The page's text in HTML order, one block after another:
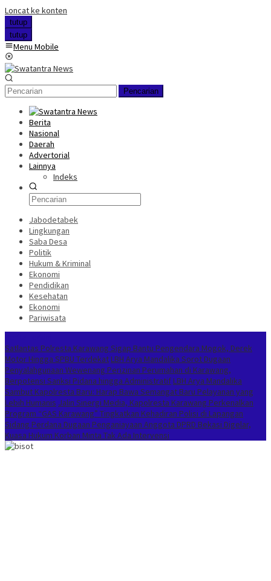
Loncat ke konten
tutup
tutup
Menu Mobile
Pencarian
Berita
Nasional
Daerah
Advertorial
Lainnya
Indeks
Jabodetabek
Lingkungan
Saba Desa
Politik
Hukum & Kriminal
Ekonomi
Pendidikan
Kesehatan
Ekonomi
Pariwisata
Satlantas Polresta Karawang Sigap Bantu Pengendara Mogok, Derek
Motor Hingga SPBU Terdekat LBH Arya Mandalika Sorot Dugaan
Penyalahgunaan Wewenang Perizinan Perumahan di Karawang,
Berpotensi Sanksi Pidana hingga Administratif LBH Arya Mandalika
Sambut Kapolresta Baru: Harap Bawa Semangat Baru Pelayanan yang
Lebih Humanis Jalin Sinergi Media, Kapolresta Karawang Perkenalkan
Program “GAS Karawang” Tingkatkan Kehadiran Polisi di Lapangan
Sidang Perdana Dugaan Penganiayaan Anggota DPRD Bekasi Digelar,
Kuasa Hukum Korban Minta Tak Ada Intervensi